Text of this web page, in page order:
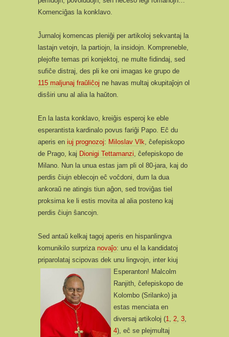
Komenciĝas la konklavo.
Ĵurnaloj komencas pleniĝi per artikoloj sekvantaj la
lastajn vetojn, la partiojn, la insidojn. Kompreneble,
plejofte temas pri konjektoj, ne multe fidindaj, sed
sufiĉe distraj, des pli ke oni imagas ke grupo de
115 maljunaj fraŭliĉoj ne havas multaj okupitaĵojn ol
disŝiri unu al alia la haŭton.
En la lasta konklavo, kreiĝis esperoj ke eble
esperantista kardinalo povus fariĝi Papo. Eĉ du
aperis en iuj prognozoj: Miloslav Vlk, ĉefepiskopo
de Prago, kaj Dionigi Tettamanzi, ĉefepiskopo de
Milano. Nun la unua estas jam pli ol 80-jara, kaj do
perdis ĉiujn eblecojn eĉ voĉdoni, dum la dua
ankoraŭ ne atingis tiun aĝon, sed troviĝas tiel
proksima ke li estis movita al alia posteno kaj
perdis ĉiujn ŝancojn.
Sed antaŭ kelkaj tagoj aperis en hispanlingva
komunikilo surpriza novaĵo: unu el la kandidatoj
priparolataj scipovas dek unu lingvojn, inter kiuj
Esperanton! Malcolm
Ranjith, ĉefepiskopo de
Kolombo (Srilanko) ja
estas menciata en
diversaj artikoloj (1, 2, 3,
4), eĉ se plejmultaj